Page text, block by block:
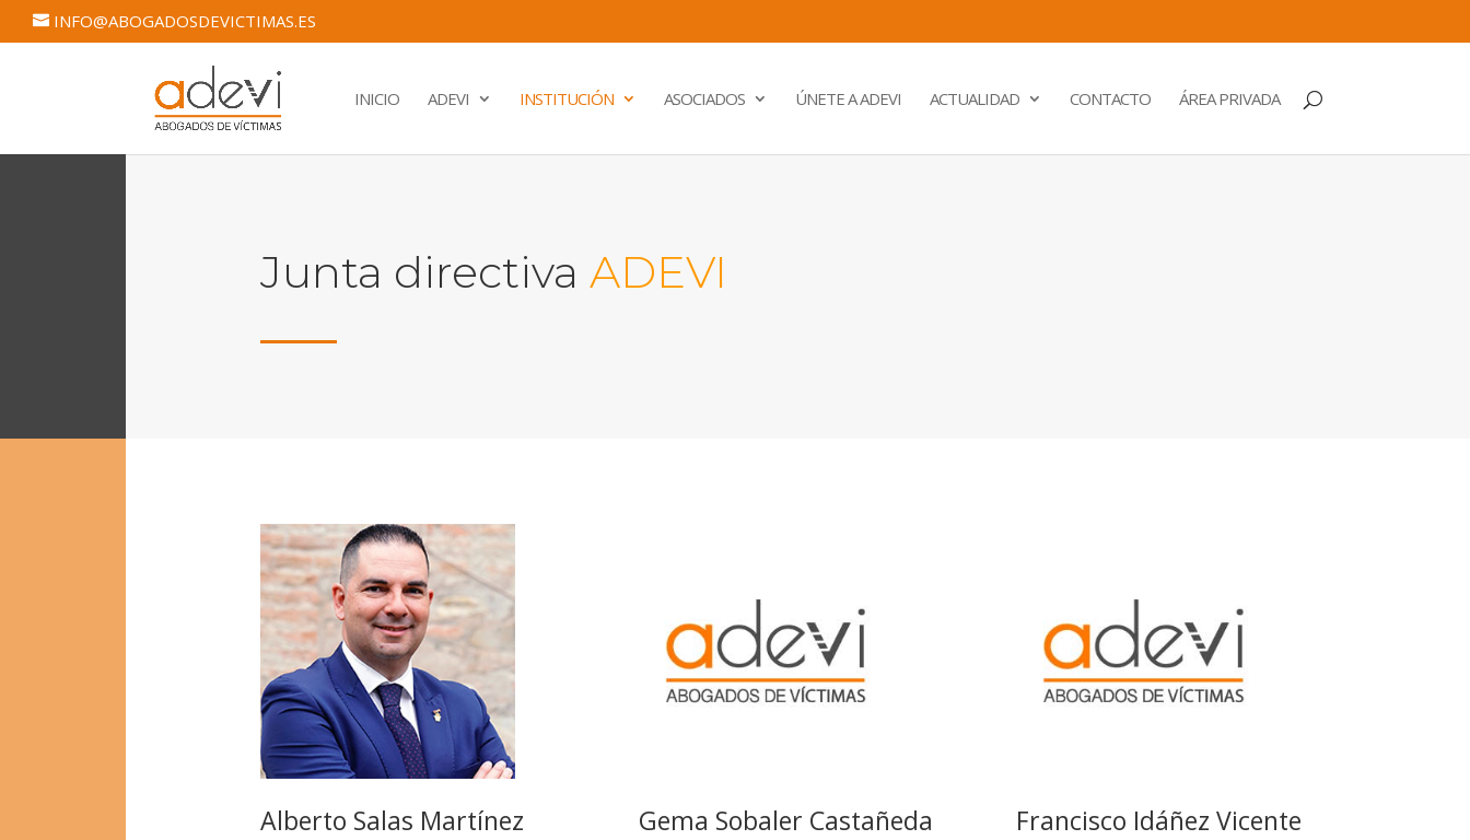
INFO@ABOGADOSDEVICTIMAS.ES
INICIO ADEVI INSTITUCIÓN ASOCIADOS ÚNETE A ADEVI ACTUALIDAD CONTACTO ÁREA PRIVADA
Junta directiva ADEVI
Alberto Salas Martínez Gema Sobaler Castañeda Francisco Idáñez Vicente